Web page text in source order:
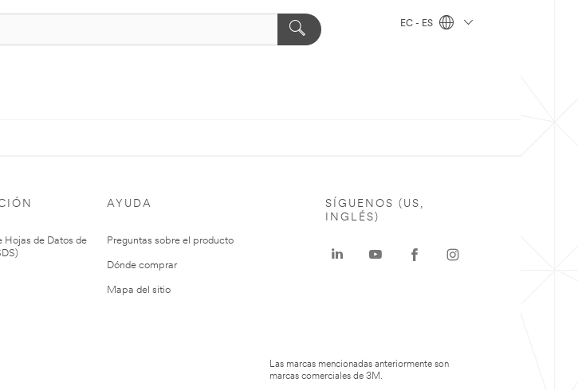
EC - ES
Hojas de Datos de
AYUDA
Preguntas sobre el producto
Dónde comprar
Mapa del sitio
SÍGUENOS (US,
INGLÉS)
Las marcas mencionadas anteriormente son
marcas comerciales de 3M.